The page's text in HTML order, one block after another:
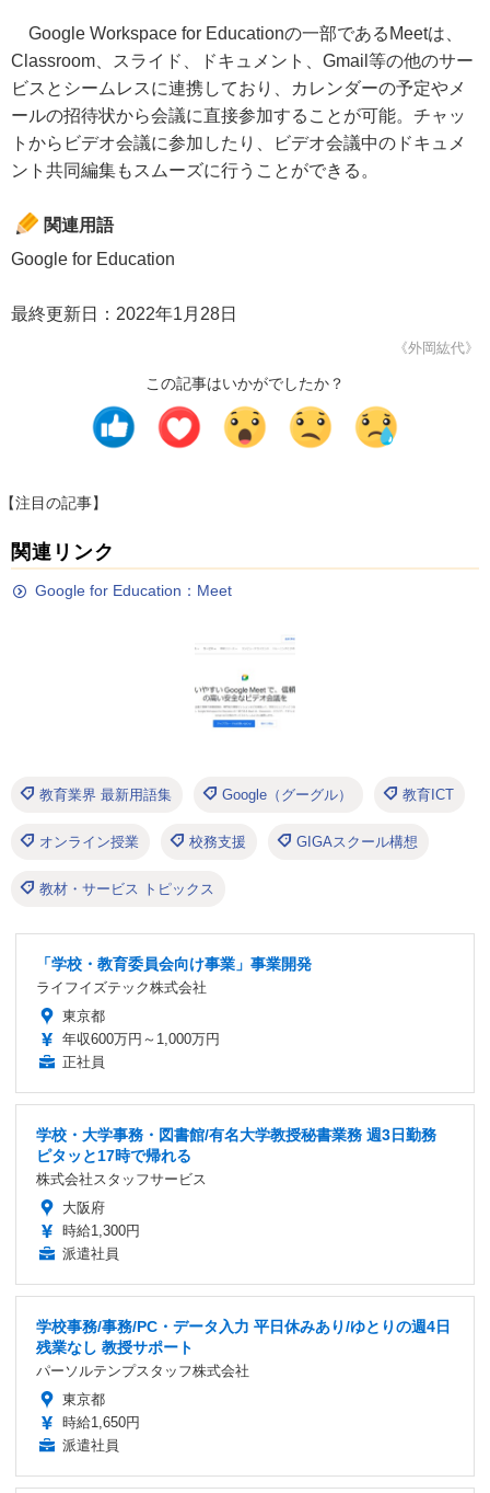
Google Workspace for Educationの一部であるMeetは、
Classroom、スライド、ドキュメント、Gmail等の他のサー
ビスとシームレスに連携しており、カレンダーの予定やメ
ールの招待状から会議に直接参加することが可能。チャッ
トからビデオ会議に参加したり、ビデオ会議中のドキュメ
ント共同編集もスムーズに行うことができる。
関連用語
Google for Education
最終更新日：2022年1月28日
《外岡紘代》
この記事はいかがでしたか？
【注目の記事】
関連リンク
Google for Education：Meet
教育業界 最新用語集 Google（グーグル） 教育ICT
オンライン授業 校務支援 GIGAスクール構想
教材・サービス トピックス
「学校・教育委員会向け事業」事業開発
ライフイズテック株式会社
東京都
年収600万円～1,000万円
正社員
学校・大学事務・図書館/有名大学教授秘書業務 週3日勤務
ピタッと17時で帰れる
株式会社スタッフサービス
大阪府
時給1,300円
派遣社員
学校事務/事務/PC・データ入力 平日休みあり/ゆとりの週4日
残業なし 教授サポート
パーソルテンプスタッフ株式会社
東京都
時給1,650円
派遣社員